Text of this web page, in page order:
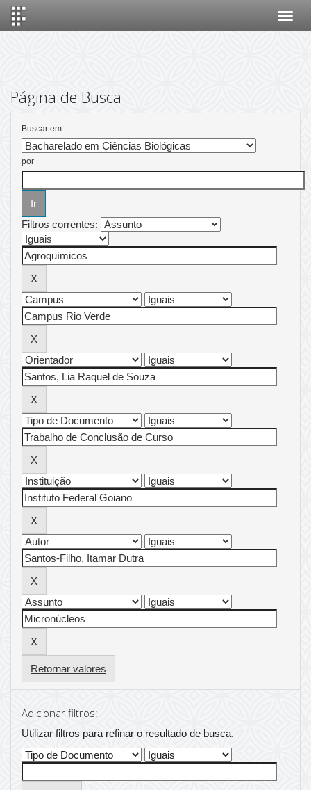
Página de Busca
Buscar em:
por
Filtros correntes:
Retornar valores
Adicionar filtros:
Utilizar filtros para refinar o resultado de busca.